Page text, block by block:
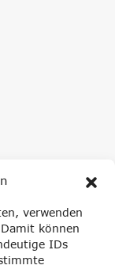
verwenden
können
IDs